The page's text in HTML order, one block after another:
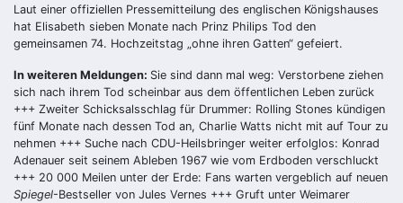
Laut einer offiziellen Pressemitteilung des englischen Königshauses
hat Elisabeth sieben Monate nach Prinz Philips Tod den
gemeinsamen 74. Hochzeitstag „ohne ihren Gatten“ gefeiert.
In weiteren Meldungen: Sie sind dann mal weg: Verstorbene ziehen
sich nach ihrem Tod scheinbar aus dem öffentlichen Leben zurück
+++ Zweiter Schicksalsschlag für Drummer: Rolling Stones kündigen
fünf Monate nach dessen Tod an, Charlie Watts nicht mit auf Tour zu
nehmen +++ Suche nach CDU-Heilsbringer weiter erfolglos: Konrad
Adenauer seit seinem Ableben 1967 wie vom Erdboden verschluckt
+++ 20 000 Meilen unter der Erde: Fans warten vergeblich auf neuen
Spiegel-Bestseller von Jules Vernes +++ Gruft unter Weimarer